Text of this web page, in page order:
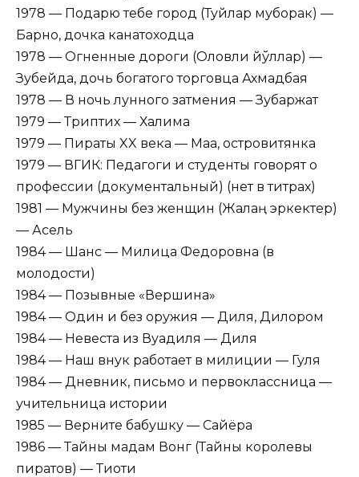
1978 — Подарю тебе город (Туйлар муборак) —
Барно, дочка канатоходца
1978 — Огненные дороги (Оловли йўллар) —
Зубейда, дочь богатого торговца Ахмадбая
1978 — В ночь лунного затмения — Зубаржат
1979 — Триптих — Халима
1979 — Пираты XX века — Маа, островитянка
1979 — ВГИК: Педагоги и студенты говорят о
профессии (документальный) (нет в титрах)
1981 — Мужчины без женщин (Жалаң эркектер)
— Асель
1984 — Шанс — Милица Федоровна (в
молодости)
1984 — Позывные «Вершина»
1984 — Один и без оружия — Диля, Дилором
1984 — Невеста из Вуадиля — Диля
1984 — Наш внук работает в милиции — Гуля
1984 — Дневник, письмо и первоклассница —
учительница истории
1985 — Верните бабушку — Сайёра
1986 — Тайны мадам Вонг (Тайны королевы
пиратов) — Тиоти